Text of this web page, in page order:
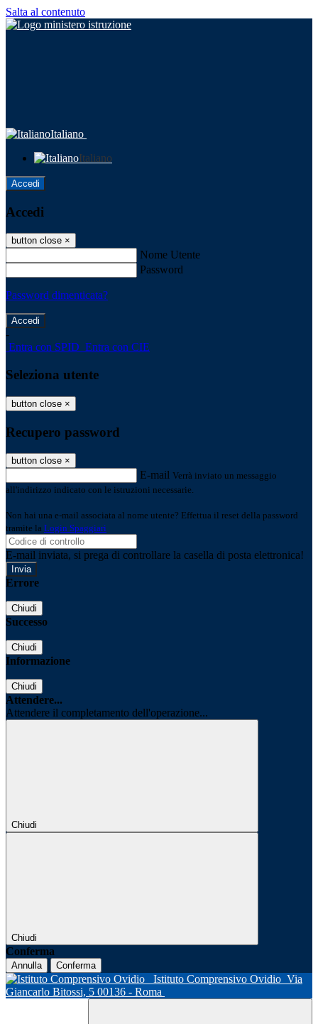
Salta al contenuto
Italiano
Italiano
Accedi
Accedi
button close ×
Nome Utente
Password
Password dimenticata?
-
Entra con SPID Entra con CIE
Seleziona utente
button close ×
Recupero password
button close ×
E-mail Verrà inviato un messaggio
all'indirizzo indicato con le istruzioni necessarie.
Non hai una e-mail associata al nome utente? Effettua il reset della password
tramite la Login Spaggiari
E-mail inviata, si prega di controllare la casella di posta elettronica!
Errore
Chiudi
Successo
Chiudi
Informazione
Chiudi
Attendere...
Attendere il completamento dell'operazione...
Chiudi
Chiudi
Conferma
Annulla Conferma
Istituto Comprensivo Ovidio Via
Giancarlo Bitossi, 5 00136 - Roma